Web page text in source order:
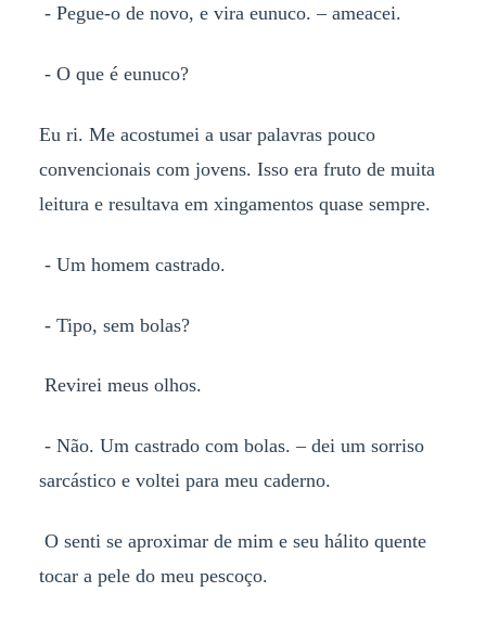
- Pegue-o de novo, e vira eunuco. – ameacei.
- O que é eunuco?
Eu ri. Me acostumei a usar palavras pouco
convencionais com jovens. Isso era fruto de muita
leitura e resultava em xingamentos quase sempre.
- Um homem castrado.
- Tipo, sem bolas?
Revirei meus olhos.
- Não. Um castrado com bolas. – dei um sorriso
sarcástico e voltei para meu caderno.
O senti se aproximar de mim e seu hálito quente
tocar a pele do meu pescoço.